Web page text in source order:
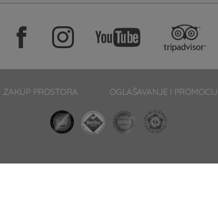
ZAKUP PROSTORA OGLAŠAVANJE I